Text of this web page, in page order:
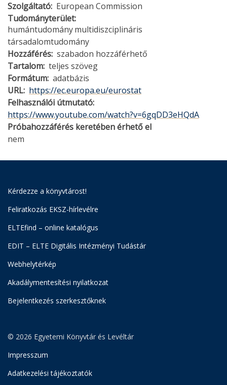
Szolgáltató European Commission
Tudományterület
humántudománymultidiszciplináris
társadalomtudomány
Hozzáférés szabadon hozzáférhető
Tartalom teljes szöveg
Formátum adatbázis
URL https://ec.europa.eu/eurostat
Felhasználói útmutató
https://www.youtube.com/watch?v=6gqDD3eHQdA
Próbahozzáférés keretében érhető el
nem
Kérdezze a könyvtárost!
Feliratkozás EKSZ-hírlevélre
ELTEfind – online katalógus
EDIT – ELTE Digitális Intézményi Tudástár
Webhelytérkép
Akadálymentesítési nyilatkozat
Bejelentkezés szerkesztőknek
© 2026 Egyetemi Könyvtár és Levéltár
Impresszum
Adatkezelési tájékoztatók